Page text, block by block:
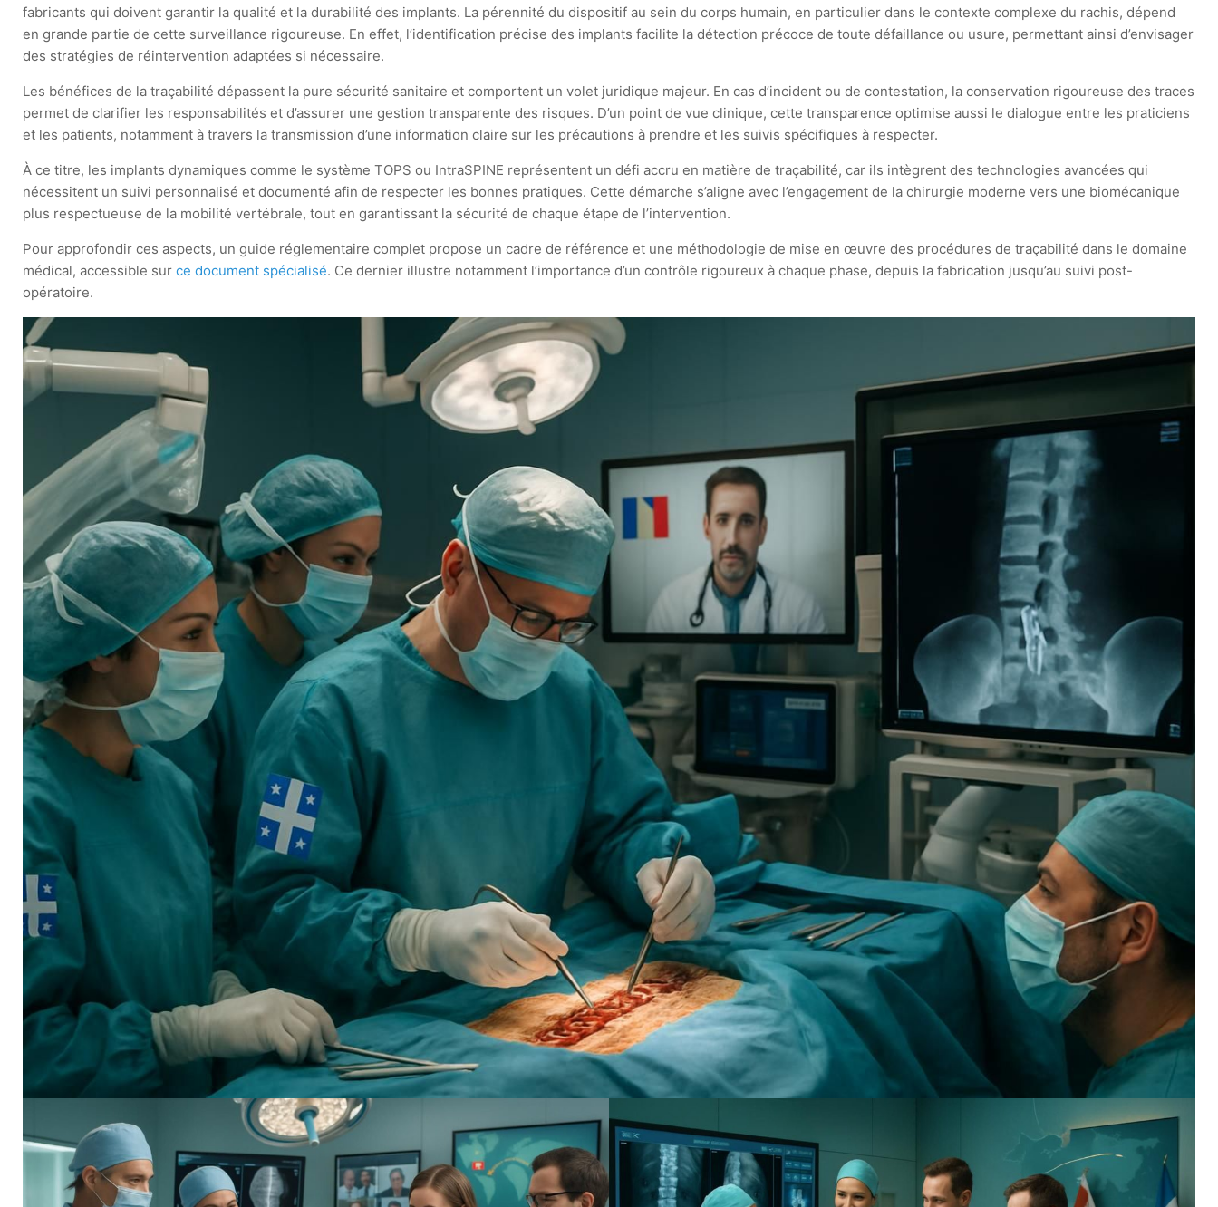
fabricants qui doivent garantir la qualité et la durabilité des implants. La pérennité du dispositif au sein du corps humain, en particulier dans le contexte complexe du rachis, dépend
en grande partie de cette surveillance rigoureuse. En effet, l’identification précise des implants facilite la détection précoce de toute défaillance ou usure, permettant ainsi d’envisager
des stratégies de réintervention adaptées si nécessaire.
Les bénéfices de la traçabilité dépassent la pure sécurité sanitaire et comportent un volet juridique majeur. En cas d’incident ou de contestation, la conservation rigoureuse des traces
permet de clarifier les responsabilités et d’assurer une gestion transparente des risques. D’un point de vue clinique, cette transparence optimise aussi le dialogue entre les praticiens
et les patients, notamment à travers la transmission d’une information claire sur les précautions à prendre et les suivis spécifiques à respecter.
À ce titre, les implants dynamiques comme le système TOPS ou IntraSPINE représentent un défi accru en matière de traçabilité, car ils intègrent des technologies avancées qui
nécessitent un suivi personnalisé et documenté afin de respecter les bonnes pratiques. Cette démarche s’aligne avec l’engagement de la chirurgie moderne vers une biomécanique
plus respectueuse de la mobilité vertébrale, tout en garantissant la sécurité de chaque étape de l’intervention.
Pour approfondir ces aspects, un guide réglementaire complet propose un cadre de référence et une méthodologie de mise en œuvre des procédures de traçabilité dans le domaine
médical, accessible surce document spécialisé. Ce dernier illustre notamment l’importance d’un contrôle rigoureux à chaque phase, depuis la fabrication jusqu’au suivi post-
opératoire.